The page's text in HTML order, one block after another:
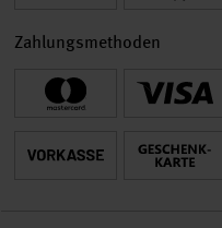
Zahlungsmethoden